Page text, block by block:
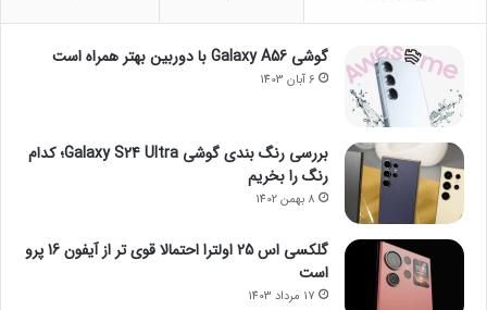
گوشی Galaxy A56 با دوربین بهتر همراه است
6 آبان 1403
بررسی رنگ بندی گوشی Galaxy S24 Ultra؛ کدام
رنگ را بخریم
8 بهمن 1402
گلکسی اس 25 اولترا احتمالا قوی تر از آیفون 16 پرو
است
17 مرداد 1403